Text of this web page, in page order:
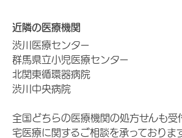
近隣の医療機関
渋川医療センター
群馬県立小児医療センター
北関東循環器病院
渋川中央病院
全国どちらの医療機関の処方せんも受
宅医療に関するご相談を承っております